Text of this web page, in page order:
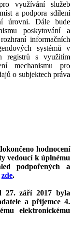
využívání služeb
a podpora sdílení
úrovni. Dále bude
poskytování a
informačních
systémů v
registrů s využitím
mechanismu pro
o subjektech práva
hodnocení
vedoucí k úplnému
podpořených a
zde.
27. září 2017 byla
a příjemce 4.
elektronickému